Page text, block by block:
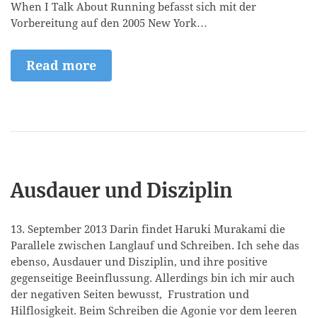
When I Talk About Running befasst sich mit der
Vorbereitung auf den 2005 New York…
Read more
Ausdauer und Disziplin
13. September 2013 Darin findet Haruki Murakami die
Parallele zwischen Langlauf und Schreiben. Ich sehe das
ebenso, Ausdauer und Disziplin, und ihre positive
gegenseitige Beeinflussung. Allerdings bin ich mir auch
der negativen Seiten bewusst, Frustration und
Hilflosigkeit. Beim Schreiben die Agonie vor dem leeren